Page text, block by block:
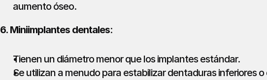
aumento óseo.
6. Miniimplantes dentales:
Tienen un diámetro menor que los implantes estándar.
Se utilizan a menudo para estabilizar dentaduras inferiores o